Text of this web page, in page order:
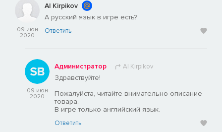
09 июн
2020
Al Kirpikov
А русский язык в игре есть?
Ответить
09 июн
2020
Администратор Al Kirpikov
Здравствуйте!
Пожалуйста, читайте внимательно описание
товара.
В игре только английский язык.
Ответить